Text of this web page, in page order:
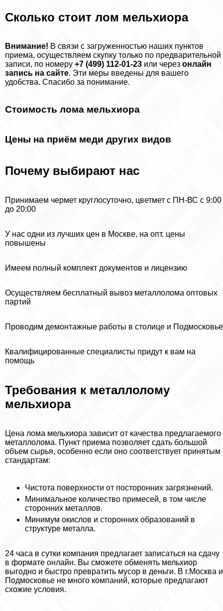
Сколько стоит лом мельхиора
Внимание! В связи c загруженностью наших пунктов
приема, осуществляем скупку только по предварительной
записи, по номеру +7 (499) 112-01-23 или через онлайн
запись на сайте. Эти меры введены для вашего
удобства. Спасибо за понимание.
Стоимость лома мельхиора
Цены на приём меди других видов
Почему выбирают нас
Принимаем чермет круглосуточно, цветмет с ПН-ВС с 9:00
до 20:00
У нас одни из лучших цен в Москве, на опт. цены
повышены
Имеем полный комплект документов и лицензию
Осуществляем бесплатный вывоз металлолома оптовых
партий
Проводим демонтажные работы в столице и Подмосковье
Квалифицированные специалисты придут к вам на
помощь
Требования к металлолому
мельхиора
Цена лома мельхиора зависит от качества предлагаемого
металлолома. Пункт приема позволяет сдать большой
объем сырья, особенно если оно соответствует принятым
стандартам:
Чистота поверхности от посторонних загрязнений.
Минимальное количество примесей, в том числе
сторонних металлов.
Минимум окислов и сторонних образований в
структуре металла.
24 часа в сутки компания предлагает записаться на сдачу
в формате онлайн. Вы сможете обменять мельхиор
выгодно и быстро превратить мусор в деньги. В г.Москва и
Подмосковье не много компаний, которые предлагают
схожие условия.